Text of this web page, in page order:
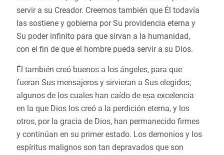
servir a su Creador. Creemos también que Él todavía
las sostiene y gobierna por Su providencia eterna y
Su poder infinito para que sirvan a la humanidad,
con el fin de que el hombre pueda servir a su Dios.
Él también creó buenos a los ángeles, para que
fueran Sus mensajeros y sirvieran a Sus elegidos;
algunos de los cuales han caído de esa excelencia
en la que Dios los creó a la perdición eterna, y los
otros, por la gracia de Dios, han permanecido firmes
y continúan en su primer estado. Los demonios y los
espíritus malignos son tan depravados que son